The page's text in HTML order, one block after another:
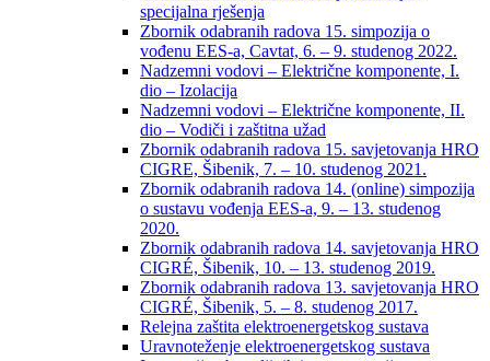
specijalna rješenja
Zbornik odabranih radova 15. simpozija o
vođenu EES-a, Cavtat, 6. – 9. studenog 2022.
Nadzemni vodovi – Električne komponente, I.
dio – Izolacija
Nadzemni vodovi – Električne komponente, II.
dio – Vodiči i zaštitna užad
Zbornik odabranih radova 15. savjetovanja HRO
CIGRE, Šibenik, 7. – 10. studenog 2021.
Zbornik odabranih radova 14. (online) simpozija
o sustavu vođenja EES-a, 9. – 13. studenog
2020.
Zbornik odabranih radova 14. savjetovanja HRO
CIGRÉ, Šibenik, 10. – 13. studenog 2019.
Zbornik odabranih radova 13. savjetovanja HRO
CIGRÉ, Šibenik, 5. – 8. studenog 2017.
Relejna zaštita elektroenergetskog sustava
Uravnoteženje elektroenergetskog sustava